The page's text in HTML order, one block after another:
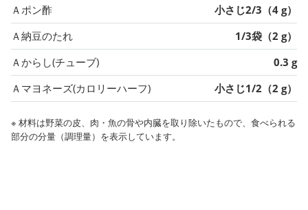
Ａポン酢
小さじ2/3（4 g）
Ａ納豆のたれ
1/3袋（2 g）
Ａからし(チューブ)
0.3 g
Ａマヨネーズ(カロリーハーフ)
小さじ1/2（2 g）
※ 材料は野菜の皮、肉・魚の骨や内臓を取り除いたもので、食べられる
部分の分量（調理量）を表示しています。